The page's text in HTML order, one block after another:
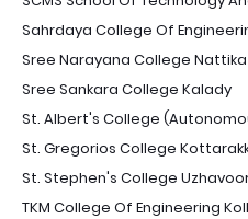
Sahrdaya College Of
Sree Narayana College Nattika
Sree Sankara College Kalady
St. Albert's College
St. Gregorios College
St. Stephen's College
TKM College Of Engineering